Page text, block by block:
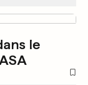
le